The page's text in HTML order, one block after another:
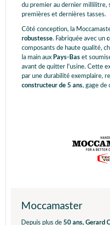
du premier au dernier millilitre,
premières et dernières tasses.
Côté conception, la
robustesse. Fabriquée avec un
composants de haute qualité,
la main aux Pays-Bas et
avant de quitter l'usine. Cette
par une durabilité exemplaire,
constructeur de 5 ans, gage de
Moccamaster
Depuis plus de 50 ans, Gerard